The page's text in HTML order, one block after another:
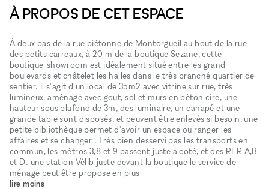
À PROPOS DE CET ESPACE
À deux pas de la rue piétonne de Montorgueil au bout de la rue
des petits carreaux, à 20 m de la boutique Sezane, cette
boutique-showroom est idéalement situé entre les grand
boulevards et châtelet les halles dans le très branché quartier de
sentier. il s'agit d'un local de 35m2 avec vitrine sur rue, très
lumineux, aménagé avec gout, sol et murs en béton ciré, une
hauteur sous plafond de 3m, des luminaire, un canapé et une
grande table sont disposés, et peuvent être enlevés si besoin, une
petite bibliothèque permet d'avoir un espace ou ranger les
affaires et se changer . Très bien desservi pas les transports en
commun, les métros 3,8 et 9 passent juste à coté, et des RER A,B
et D. une station Vélib juste devant la boutique le service de
ménage peut être propose en plus
lire moins